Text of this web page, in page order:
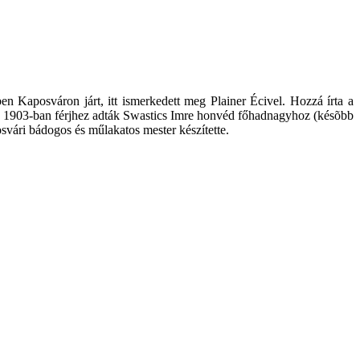
Kaposváron járt, itt ismerkedett meg Plainer Écivel. Hozzá írta a
ban férjhez adták Swastics Imre honvéd főhadnagyhoz (késõbb
bádogos és műlakatos mester készítette.